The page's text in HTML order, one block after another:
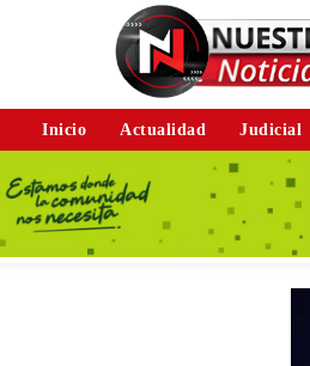
Inicio Actualidad Judicial